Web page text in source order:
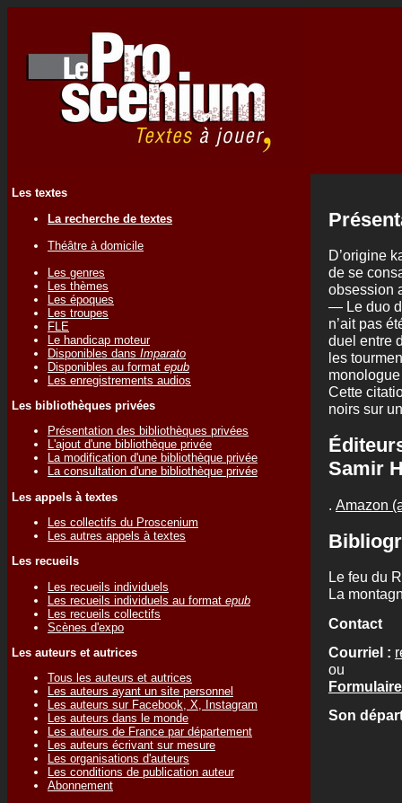
Les textes
La recherche de textes
Théâtre à domicile
Les genres
Les thèmes
Les époques
Les troupes
FLE
Le handicap moteur
Disponibles dans Imparato
Disponibles au format epub
Les enregistrements audios
Les bibliothèques privées
Présentation des bibliothèques privées
L'ajout d'une bibliothèque privée
La modification d'une bibliothèque privée
La consultation d'une bibliothèque privée
Les appels à textes
Les collectifs du Proscenium
Les autres appels à textes
Les recueils
Les recueils individuels
Les recueils individuels au format epub
Les recueils collectifs
Scènes d'expo
Les auteurs et autrices
Tous les auteurs et autrices
Les auteurs ayant un site personnel
Les auteurs sur Facebook, X, Instagram
Les auteurs dans le monde
Les auteurs de France par département
Les auteurs écrivant sur mesure
Les organisations d'auteurs
Les conditions de publication auteur
Abonnement
D’origine
de se
obsession
— Le duo
n’ait pas
duel entre
les
Cette
noirs sur
Samir
. Amazon
Le feu du
La
Contact
Courriel :
ou
Son